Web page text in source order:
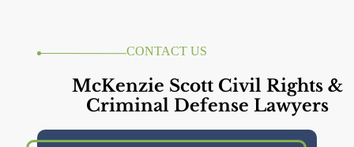
CONTACT US
McKenzie Scott Civil Rights &
Criminal Defense Lawyers